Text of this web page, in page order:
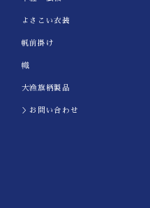
よさこい衣装
帆前掛け
幟
大漁旗柄製品
＞お問い合わせ